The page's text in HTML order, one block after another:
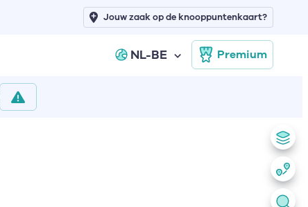
NL-BE Premium
Jouw zaak op de knooppuntenkaart?